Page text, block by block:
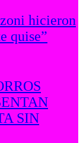
hicieron
quise”
SIN